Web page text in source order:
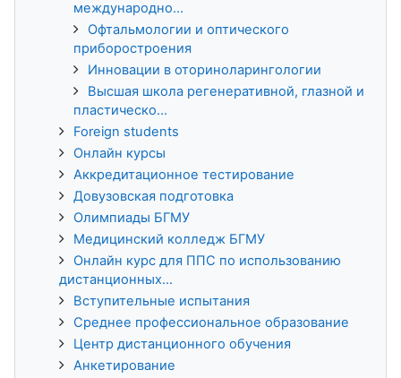
международно...
Офтальмологии и оптического
приборостроения
Инновации в оториноларингологии
Высшая школа регенеративной, глазной и
пластическо...
Foreign students
Онлайн курсы
Аккредитационное тестирование
Довузовская подготовка
Олимпиады БГМУ
Медицинский колледж БГМУ
Онлайн курс для ППС по использованию
дистанционных...
Вступительные испытания
Среднее профессиональное образование
Центр дистанционного обучения
Анкетирование